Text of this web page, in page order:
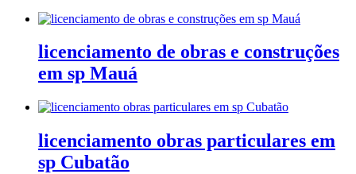
licenciamento de obras e construções
em sp Mauá
licenciamento obras particulares em
sp Cubatão